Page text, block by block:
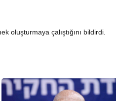
oluşturmaya çalıştığını bildirdi.
Bahreynli Muhalif Din Adamı 6
yıldır Tutuklu